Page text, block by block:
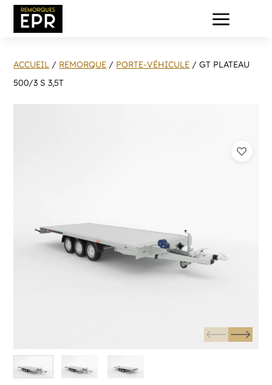
a
ACCUEIL / REMORQUE / PORTE-VÉHICULE / GT PLATEAU
500/3 S 3,5T